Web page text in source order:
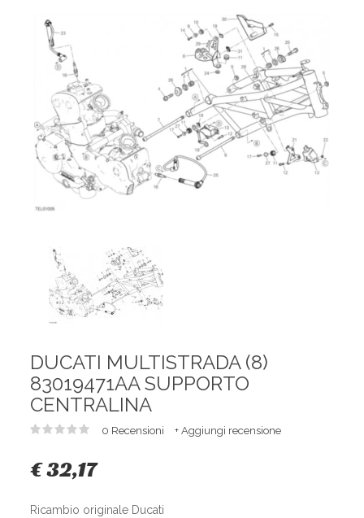
DUCATI MULTISTRADA (8)
83019471AA SUPPORTO
CENTRALINA
0 Recensioni + Aggiungi recensione
€ 32,17
Ricambio originale Ducati